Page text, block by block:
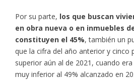
Por su parte, los que buscan
en obra nueva o en inmuebles
constituyen el 45%, también un
que la cifra del año anterior y cinco
superior aún al de 2021, cuando
muy inferior al 49% alcanzado en